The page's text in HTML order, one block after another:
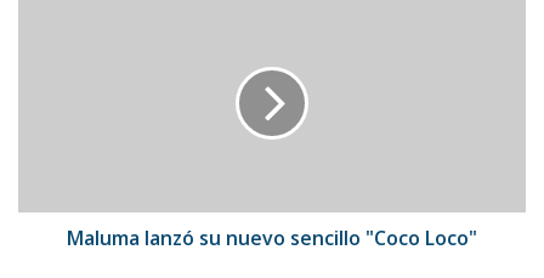
Maluma lanzó su nuevo sencillo "Coco Loco"